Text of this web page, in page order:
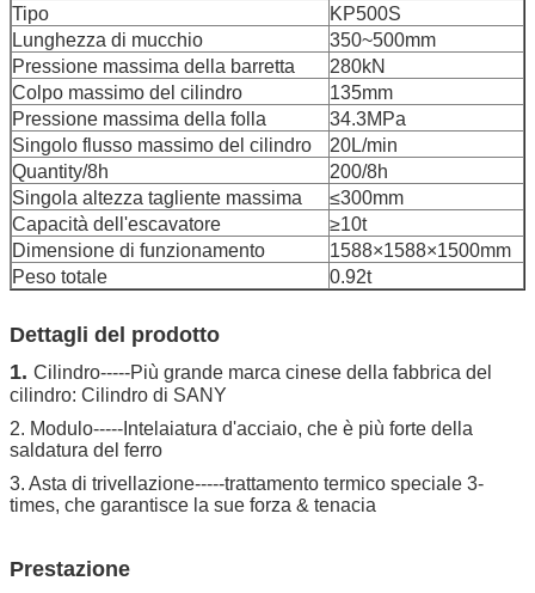
Tipo
KP500S
Lunghezza di mucchio
350~500mm
Pressione massima della barretta
280kN
Colpo massimo del cilindro
135mm
Pressione massima della folla
34.3MPa
Singolo flusso massimo del cilindro
20L/min
Quantity/8h
200/8h
Singola altezza tagliente massima
≤300mm
Capacità dell'escavatore
≥10t
Dimensione di funzionamento
1588×1588×1500mm
Peso totale
0.92t
Dettagli del prodotto
1. Cilindro-----Più grande marca cinese della fabbrica del
cilindro: Cilindro di SANY
2. Modulo-----Intelaiatura d'acciaio, che è più forte della
saldatura del ferro
3. Asta di trivellazione-----trattamento termico speciale 3-
times, che garantisce la sue forza & tenacia
Prestazione